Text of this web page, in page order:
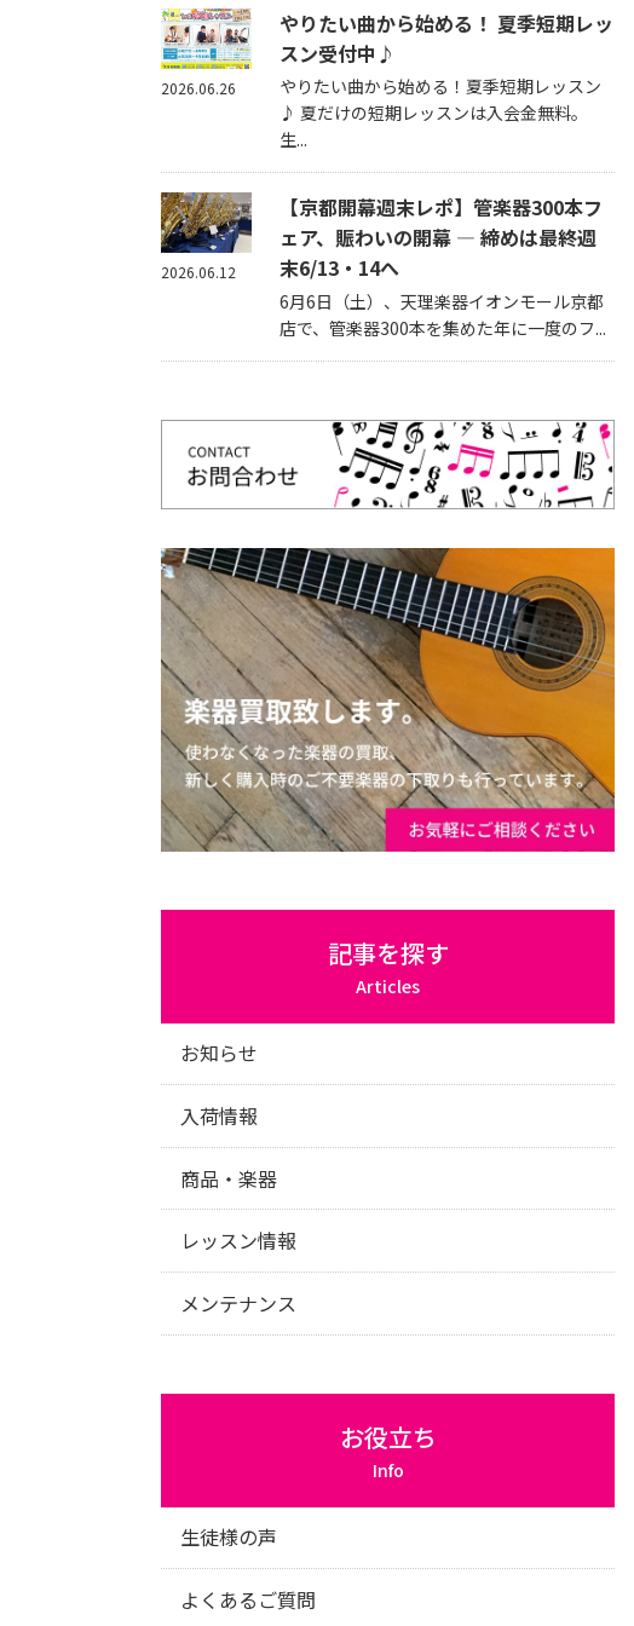
やりたい曲から始める！ 夏季短期レッ
スン受付中♪
やりたい曲から始める！夏季短期レッスン
♪ 夏だけの短期レッスンは入会金無料。
生...
2026.06.26
【京都開幕週末レポ】管楽器300本フ
ェア、賑わいの開幕 — 締めは最終週
末6/13・14へ
6月6日（土）、天理楽器イオンモール京都
店で、管楽器300本を集めた年に一度のフ...
2026.06.12
記事を探す
Articles
お知らせ
入荷情報
商品・楽器
レッスン情報
メンテナンス
お役立ち
Info
生徒様の声
よくあるご質問